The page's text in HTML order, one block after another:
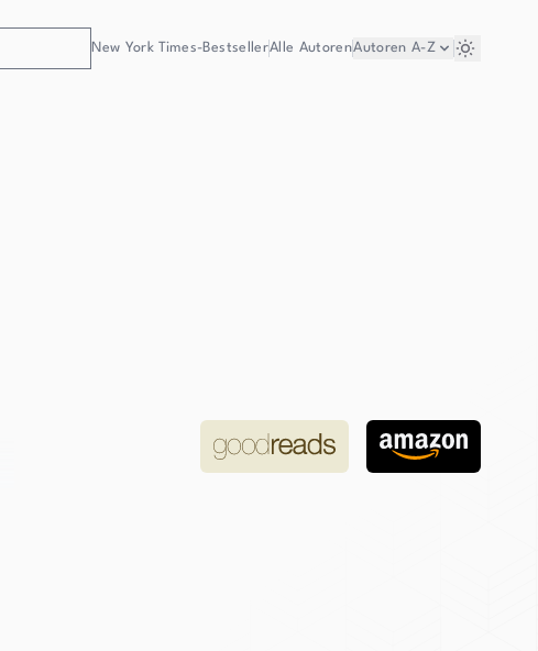
New York Times-BestsellerAlle AutorenAutoren A-Z